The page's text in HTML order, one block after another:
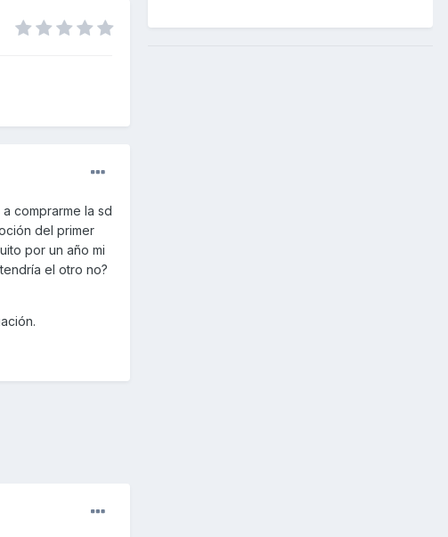
comprarme la sd
del primer
por un año mi
el otro no?